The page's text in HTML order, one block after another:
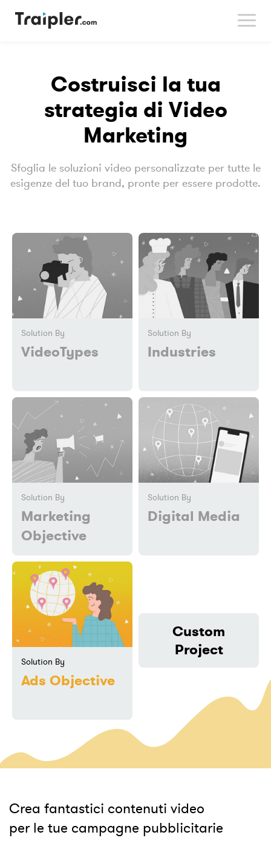
Costruisci la tua
strategia di Video
Marketing
Sfoglia le soluzioni video personalizzate per tutte le
esigenze del tuo brand, pronte per essere prodotte.
Solution By
VideoTypes
Solution By
Industries
Solution By
Marketing
Objective
Solution By
Digital Media
Solution By
Ads Objective
Custom
Project
Crea fantastici contenuti video
per le tue campagne pubblicitarie